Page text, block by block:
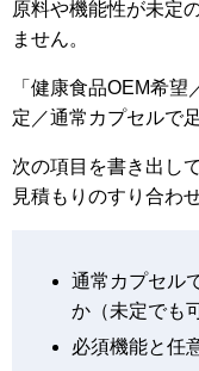
原料や機能性が未定
ません。
「健康食品OEM希
定／通常カプセルで
次の項目を書き出し
見積もりのすり合わ
通常カプセル
か（未定でも
必須機能と任